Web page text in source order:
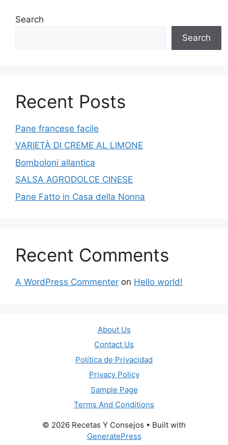
Search
Search
Recent Posts
Pane francese facile
VARIETÀ DI CREME AL LIMONE
Bomboloni allantica
SALSA AGRODOLCE CINESE
Pane Fatto in Casa della Nonna
Recent Comments
A WordPress Commenter on Hello world!
About Us
Contact Us
Política de Privacidad
Privacy Policy
Sample Page
Terms And Conditions
© 2026 Recetas Y Consejos • Built with
GeneratePress